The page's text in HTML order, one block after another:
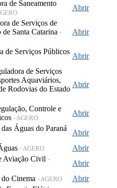
de Saneamento
Abrir
de Serviços de
Santa Catarina -
Abrir
de Serviços Públicos
Abrir
de Serviços
Aquaviários,
Rodovias do Estado
Abrir
Controle e
- AGERO
Abrir
Águas do Paraná
Abrir
- AGERO
Abrir
Aviação Civil -
Abrir
Cinema - AGERO
Abrir